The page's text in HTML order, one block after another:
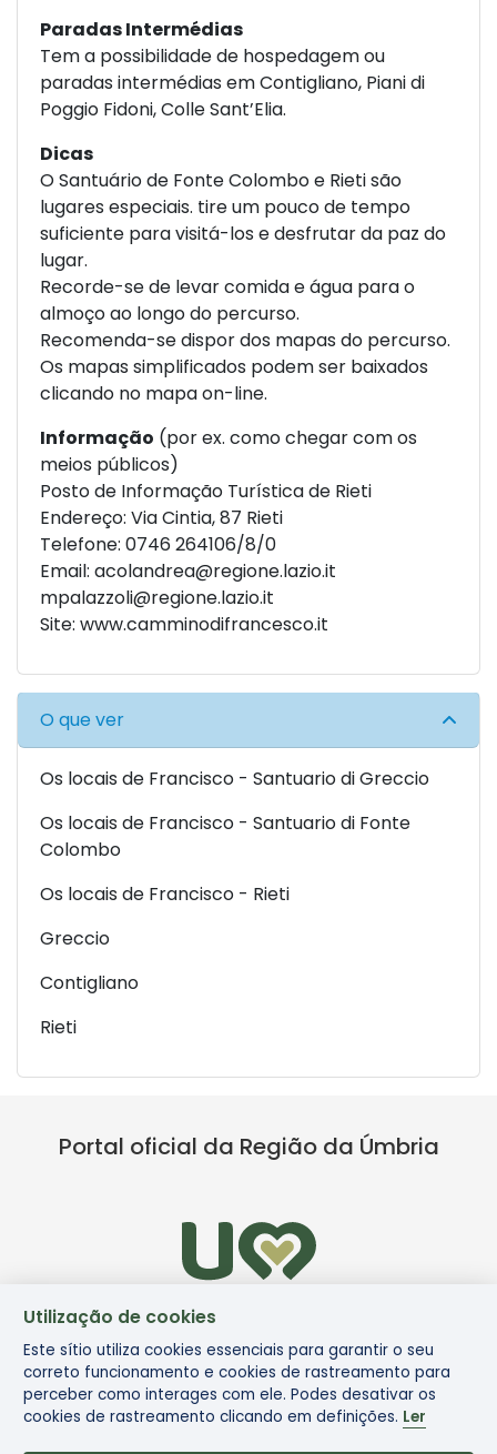
Paradas Intermédias
Tem a possibilidade de hospedagem ou
paradas intermédias em Contigliano, Piani di
Poggio Fidoni, Colle Sant’Elia.
Dicas
O Santuário de Fonte Colombo e Rieti são
lugares especiais. tire um pouco de tempo
suficiente para visitá-los e desfrutar da paz do
lugar.
Recorde-se de levar comida e água para o
almoço ao longo do percurso.
Recomenda-se dispor dos mapas do percurso.
Os mapas simplificados podem ser baixados
clicando no mapa on-line.
Informação (por ex. como chegar com os
meios públicos)
Posto de Informação Turística de Rieti
Endereço: Via Cintia, 87 Rieti
Telefone: 0746 264106/8/0
Email: acolandrea@regione.lazio.it
mpalazzoli@regione.lazio.it
Site: www.camminodifrancesco.it
O que ver
Os locais de Francisco - Santuario di Greccio
Os locais de Francisco - Santuario di Fonte
Colombo
Os locais de Francisco - Rieti
Greccio
Contigliano
Rieti
Portal oficial da Região da Úmbria
Utilização de cookies
Este sítio utiliza cookies essenciais para garantir o seu
correto funcionamento e cookies de rastreamento para
perceber como interages com ele. Podes desativar os
cookies de rastreamento clicando em definições. Ler